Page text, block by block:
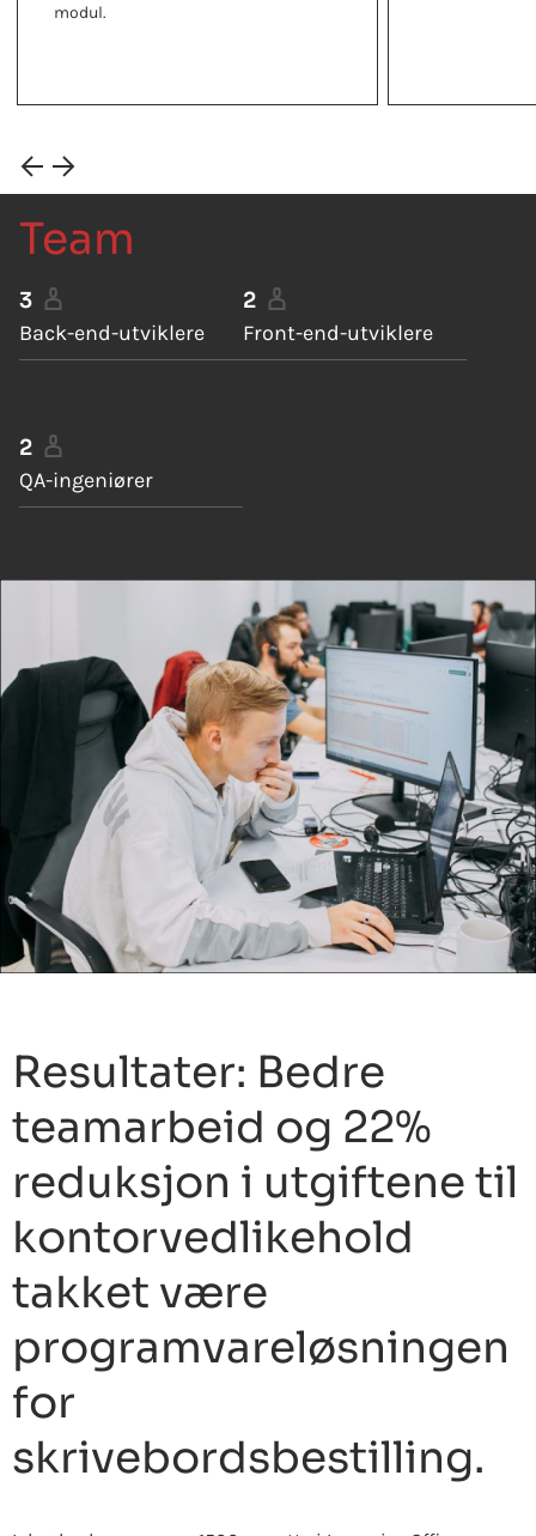
modul.
Team
3
Back-end-utviklere
2
Front-end-utviklere
2
QA-ingeniører
Resultater: Bedre
teamarbeid og 22%
reduksjon i utgiftene til
kontorvedlikehold
takket være
programvareløsningen
for
skrivebordsbestilling.